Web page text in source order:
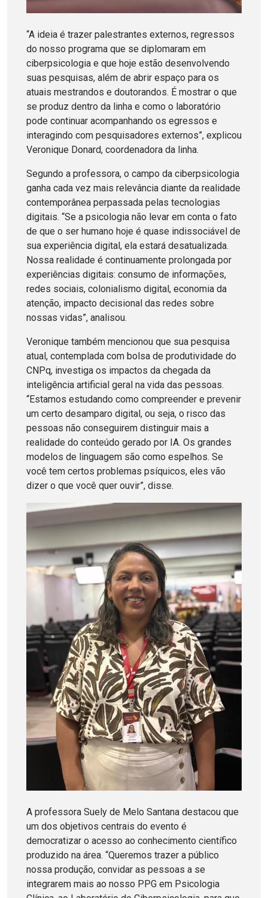
“A ideia é trazer palestrantes externos, regressos
do nosso programa que se diplomaram em
ciberpsicologia e que hoje estão desenvolvendo
suas pesquisas, além de abrir espaço para os
atuais mestrandos e doutorandos. É mostrar o que
se produz dentro da linha e como o laboratório
pode continuar acompanhando os egressos e
interagindo com pesquisadores externos”, explicou
Veronique Donard, coordenadora da linha.
Segundo a professora, o campo da ciberpsicologia
ganha cada vez mais relevância diante da realidade
contemporânea perpassada pelas tecnologias
digitais. “Se a psicologia não levar em conta o fato
de que o ser humano hoje é quase indissociável de
sua experiência digital, ela estará desatualizada.
Nossa realidade é continuamente prolongada por
experiências digitais: consumo de informações,
redes sociais, colonialismo digital, economia da
atenção, impacto decisional das redes sobre
nossas vidas”, analisou.
Veronique também mencionou que sua pesquisa
atual, contemplada com bolsa de produtividade do
CNPq, investiga os impactos da chegada da
inteligência artificial geral na vida das pessoas.
“Estamos estudando como compreender e prevenir
um certo desamparo digital, ou seja, o risco das
pessoas não conseguirem distinguir mais a
realidade do conteúdo gerado por IA. Os grandes
modelos de linguagem são como espelhos. Se
você tem certos problemas psíquicos, eles vão
dizer o que você quer ouvir”, disse.
A professora Suely de Melo Santana destacou que
um dos objetivos centrais do evento é
democratizar o acesso ao conhecimento científico
produzido na área. “Queremos trazer a público
nossa produção, convidar as pessoas a se
integrarem mais ao nosso PPG em Psicologia